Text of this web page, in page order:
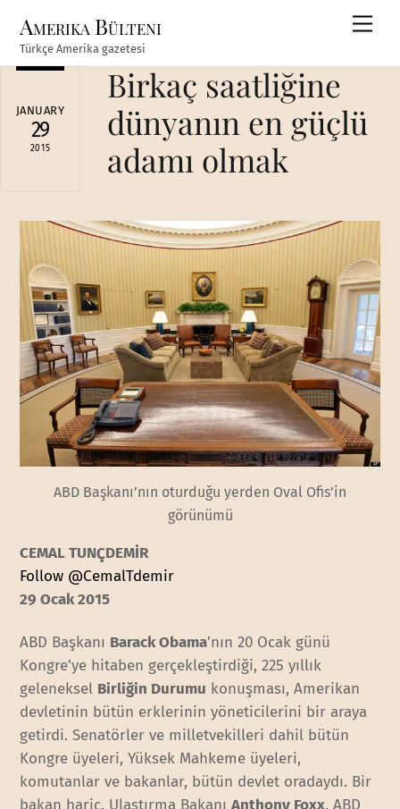
content
Amerika Bülteni
Türkçe Amerika gazetesi
JANUARY
29
2015
Birkaç saatliğine
dünyanın en güçlü
adamı olmak
ABD Başkanı’nın oturduğu yerden Oval Ofis’in
görünümü
CEMAL TUNÇDEMİR
Follow @CemalTdemir
29 Ocak 2015
ABD Başkanı Barack Obama’nın 20 Ocak günü
Kongre’ye hitaben gerçekleştirdiği, 225 yıllık
geleneksel Birliğin Durumu konuşması, Amerikan
devletinin bütün erklerinin yöneticilerini bir araya
getirdi. Senatörler ve milletvekilleri dahil bütün
Kongre üyeleri, Yüksek Mahkeme üyeleri,
komutanlar ve bakanlar, bütün devlet oradaydı. Bir